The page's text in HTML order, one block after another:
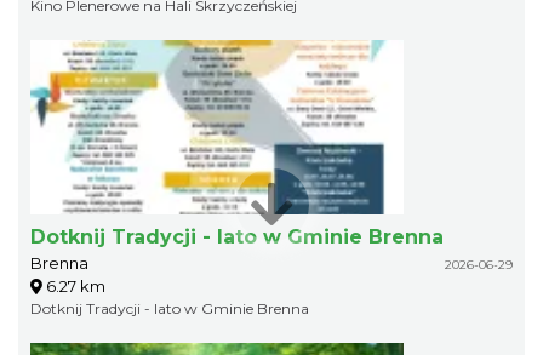
Kino Plenerowe na Hali Skrzyczeńskiej
Dotknij Tradycji - lato w Gminie Brenna
Brenna 2026-06-29
6.27 km
Dotknij Tradycji - lato w Gminie Brenna